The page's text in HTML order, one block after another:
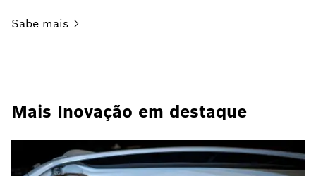
Sabe mais
Mais Inovação em destaque